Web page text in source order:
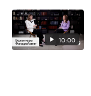
10:00